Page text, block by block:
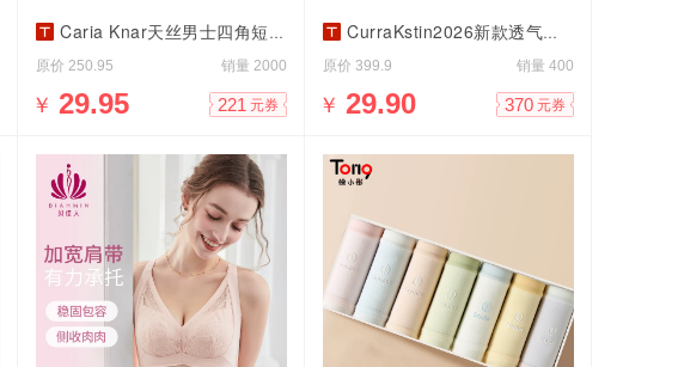
Caria Knar天丝男士四角短裤透气速干
原价 250.95 销量 2000
￥ 29.95 221 元券
CurraKstin2026新款透气无痕少女内裤
原价 399.9 销量 400
￥ 29.90 370 元券